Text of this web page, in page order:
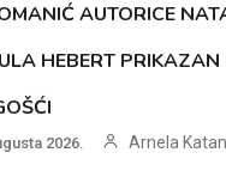
AUTORICE
HEBERT PRIKAZAN
2026. Arnela